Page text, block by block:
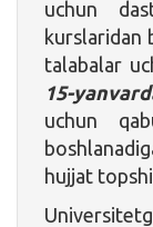
uchun
kurslaridan
talabalar
15-
uchun
hujjat